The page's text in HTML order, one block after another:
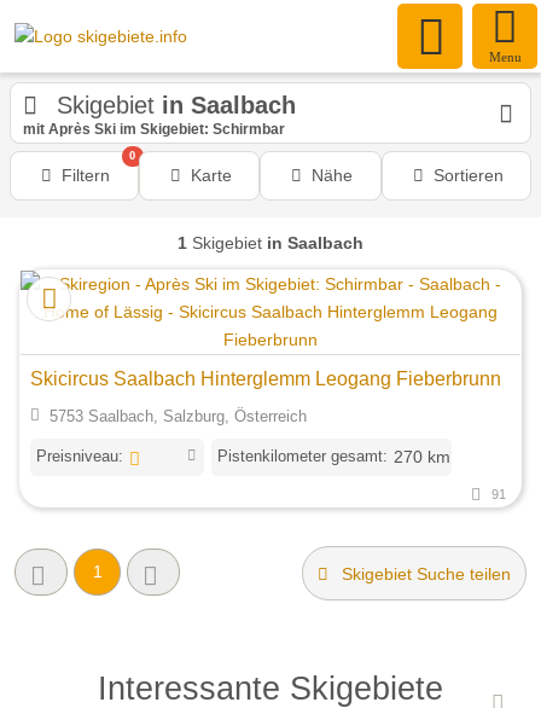
Menu
Skigebiet in Saalbach
mit Après Ski im Skigebiet: Schirmbar
Filtern
0
Karte Nähe Sortieren
1 Skigebiet in Saalbach
Skicircus Saalbach Hinterglemm Leogang Fieberbrunn
5753 Saalbach, Salzburg, Österreich
Preisniveau: Pistenkilometer gesamt: 270 km
91
1 Skigebiet Suche teilen
Interessante Skigebiete